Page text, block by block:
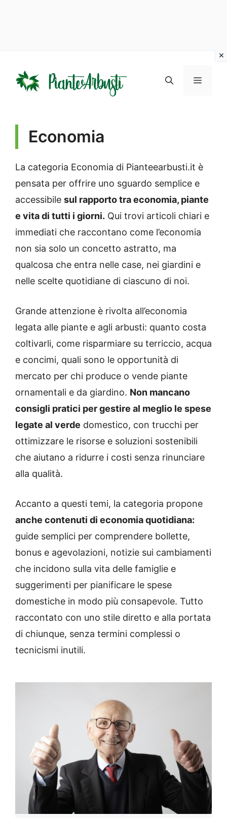
contenuto
MENU
Economia
La categoria Economia di Pianteearbusti.it è
pensata per offrire uno sguardo semplice e
accessibile sul rapporto tra economia, piante
e vita di tutti i giorni. Qui trovi articoli chiari e
immediati che raccontano come l’economia
non sia solo un concetto astratto, ma
qualcosa che entra nelle case, nei giardini e
nelle scelte quotidiane di ciascuno di noi.
Grande attenzione è rivolta all’economia
legata alle piante e agli arbusti: quanto costa
coltivarli, come risparmiare su terriccio, acqua
e concimi, quali sono le opportunità di
mercato per chi produce o vende piante
ornamentali e da giardino. Non mancano
consigli pratici per gestire al meglio le spese
legate al verde domestico, con trucchi per
ottimizzare le risorse e soluzioni sostenibili
che aiutano a ridurre i costi senza rinunciare
alla qualità.
Accanto a questi temi, la categoria propone
anche contenuti di economia quotidiana:
guide semplici per comprendere bollette,
bonus e agevolazioni, notizie sui cambiamenti
che incidono sulla vita delle famiglie e
suggerimenti per pianificare le spese
domestiche in modo più consapevole. Tutto
raccontato con uno stile diretto e alla portata
di chiunque, senza termini complessi o
tecnicismi inutili.